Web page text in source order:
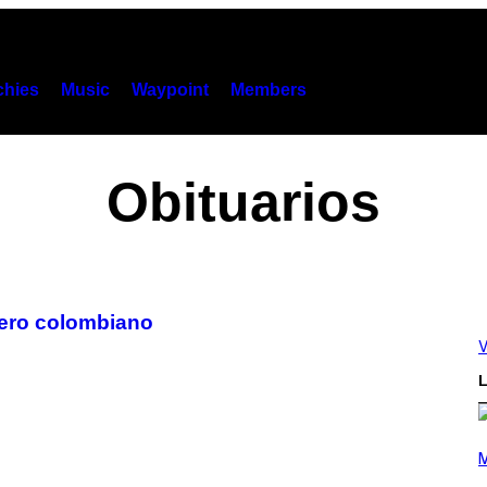
Music Waypoint Members
Obituarios
colombiano
P